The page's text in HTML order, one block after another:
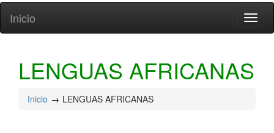
Inicio
LENGUAS AFRICANAS
Inicio LENGUAS AFRICANAS